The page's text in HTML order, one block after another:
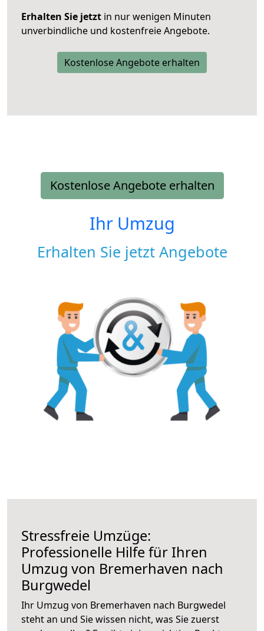
Erhalten Sie jetzt in nur wenigen Minuten
unverbindliche und kostenfreie Angebote.
Kostenlose Angebote erhalten
Kostenlose Angebote erhalten
Ihr Umzug
Erhalten Sie jetzt Angebote
Stressfreie Umzüge:
Professionelle Hilfe für Ihren
Umzug von Bremerhaven nach
Burgwedel
Ihr Umzug von Bremerhaven nach Burgwedel
steht an und Sie wissen nicht, was Sie zuerst